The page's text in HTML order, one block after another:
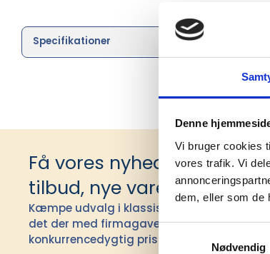
Denne
Vi bruger cookies
vores trafik. Vi
dem, eller som de
Samtykkevalg
Nødvendig
Specifikationer
Få vores nyhedsbrev
tilbud, nye varer og andet
Kæmpe udvalg i klassiske og nyskabende
det der med firmagaver, og har ydet god
konkurrencedygtig pris siden 1991.